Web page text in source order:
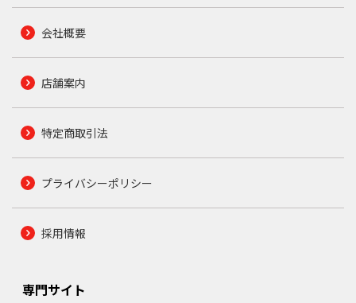
会社概要
店舗案内
特定商取引法
プライバシーポリシー
採用情報
専門サイト